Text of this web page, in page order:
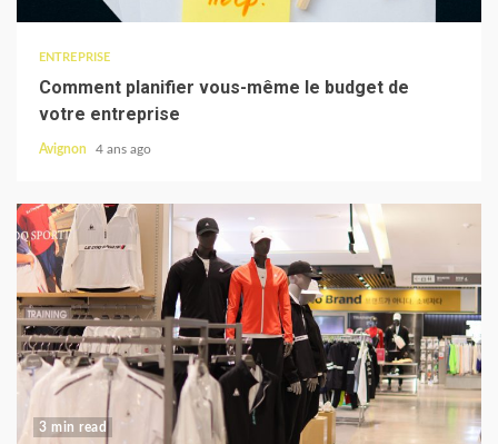
ENTREPRISE
Comment planifier vous-même le budget de
votre entreprise
Avignon 4 ans ago
3 min read